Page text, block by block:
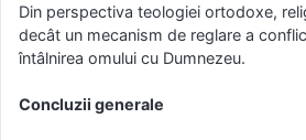
Din perspectiva teologiei ortodoxe,
decât un mecanism de reglare a
întâlnirea omului cu Dumnezeu.
Concluzii generale